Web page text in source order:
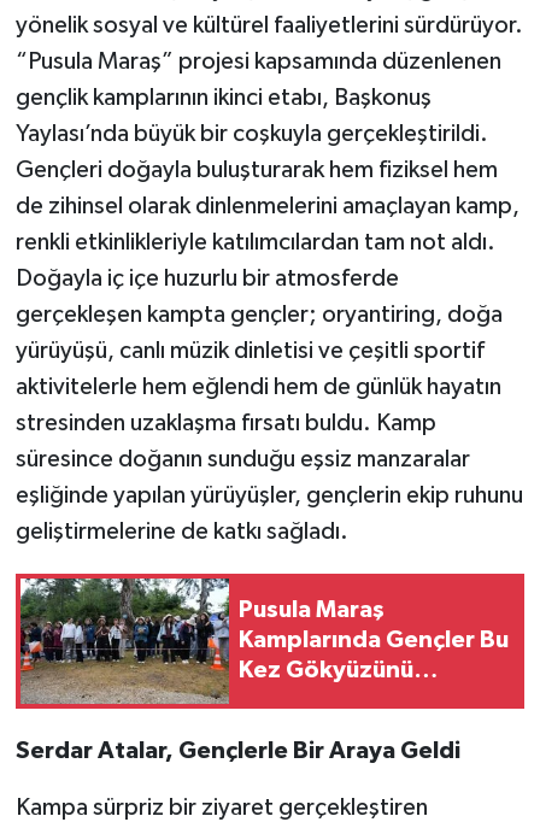
yönelik sosyal ve kültürel faaliyetlerini sürdürüyor.
“Pusula Maraş” projesi kapsamında düzenlenen
gençlik kamplarının ikinci etabı, Başkonuş
Yaylası’nda büyük bir coşkuyla gerçekleştirildi.
Gençleri doğayla buluşturarak hem fiziksel hem
de zihinsel olarak dinlenmelerini amaçlayan kamp,
renkli etkinlikleriyle katılımcılardan tam not aldı.
Doğayla iç içe huzurlu bir atmosferde
gerçekleşen kampta gençler; oryantiring, doğa
yürüyüşü, canlı müzik dinletisi ve çeşitli sportif
aktivitelerle hem eğlendi hem de günlük hayatın
stresinden uzaklaşma fırsatı buldu. Kamp
süresince doğanın sunduğu eşsiz manzaralar
eşliğinde yapılan yürüyüşler, gençlerin ekip ruhunu
geliştirmelerine de katkı sağladı.
Pusula Maraş
Kamplarında Gençler Bu
Kez Gökyüzünü
Serdar Atalar, Gençlerle Bir Araya Geldi
Kampa sürpriz bir ziyaret gerçekleştiren